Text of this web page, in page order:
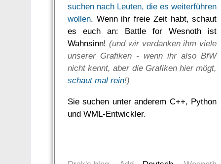
suchen nach Leuten, die es weiterführen
wollen. Wenn ihr freie Zeit habt, schaut
es euch an: Battle for Wesnoth ist
Wahnsinn! (und wir verdanken ihm viele
unserer Grafiken - wenn ihr also BfW
nicht kennt, aber die Grafiken hier mögt,
schaut mal rein!)
Sie suchen unter anderem C++, Python
und WML-Entwickler.